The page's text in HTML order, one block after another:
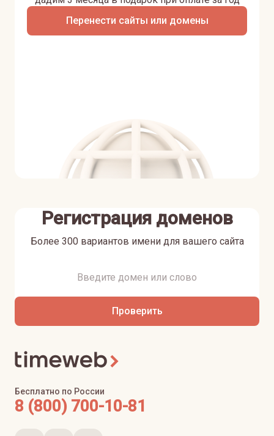
Перенести сайты или домены
Регистрация доменов
Более 300 вариантов имени для вашего сайта
Проверить
Бесплатно по России
8 (800) 700-10-81